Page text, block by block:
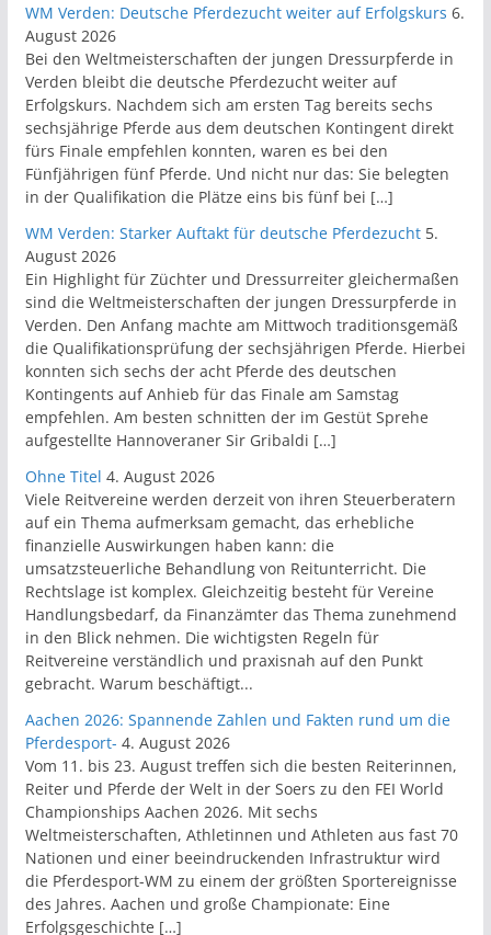
WM Verden: Deutsche Pferdezucht weiter auf Erfolgskurs 6.
August 2026
Bei den Weltmeisterschaften der jungen Dressurpferde in
Verden bleibt die deutsche Pferdezucht weiter auf
Erfolgskurs. Nachdem sich am ersten Tag bereits sechs
sechsjährige Pferde aus dem deutschen Kontingent direkt
fürs Finale empfehlen konnten, waren es bei den
Fünfjährigen fünf Pferde. Und nicht nur das: Sie belegten
in der Qualifikation die Plätze eins bis fünf bei […]
WM Verden: Starker Auftakt für deutsche Pferdezucht 5.
August 2026
Ein Highlight für Züchter und Dressurreiter gleichermaßen
sind die Weltmeisterschaften der jungen Dressurpferde in
Verden. Den Anfang machte am Mittwoch traditionsgemäß
die Qualifikationsprüfung der sechsjährigen Pferde. Hierbei
konnten sich sechs der acht Pferde des deutschen
Kontingents auf Anhieb für das Finale am Samstag
empfehlen. Am besten schnitten der im Gestüt Sprehe
aufgestellte Hannoveraner Sir Gribaldi […]
Ohne Titel 4. August 2026
Viele Reitvereine werden derzeit von ihren Steuerberatern
auf ein Thema aufmerksam gemacht, das erhebliche
finanzielle Auswirkungen haben kann: die
umsatzsteuerliche Behandlung von Reitunterricht. Die
Rechtslage ist komplex. Gleichzeitig besteht für Vereine
Handlungsbedarf, da Finanzämter das Thema zunehmend
in den Blick nehmen. Die wichtigsten Regeln für
Reitvereine verständlich und praxisnah auf den Punkt
gebracht. Warum beschäftigt...
Aachen 2026: Spannende Zahlen und Fakten rund um die
Pferdesport- 4. August 2026
Vom 11. bis 23. August treffen sich die besten Reiterinnen,
Reiter und Pferde der Welt in der Soers zu den FEI World
Championships Aachen 2026. Mit sechs
Weltmeisterschaften, Athletinnen und Athleten aus fast 70
Nationen und einer beeindruckenden Infrastruktur wird
die Pferdesport-WM zu einem der größten Sportereignisse
des Jahres. Aachen und große Championate: Eine
Erfolgsgeschichte […]